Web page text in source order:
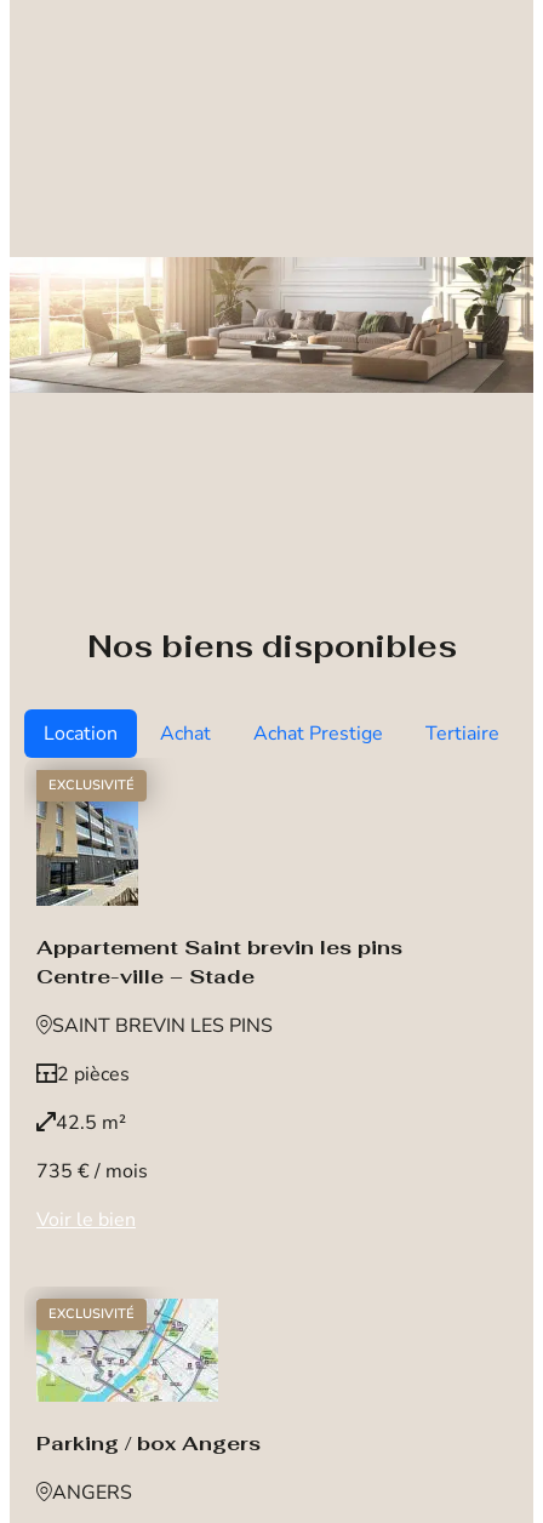
Nos biens disponibles
Location Achat Achat Prestige Tertiaire
EXCLUSIVITÉ
Appartement Saint brevin les pins
Centre-ville – Stade
SAINT BREVIN LES PINS
2 pièces
42.5 m²
735 € / mois
Voir le bien
EXCLUSIVITÉ
Parking / box Angers
ANGERS